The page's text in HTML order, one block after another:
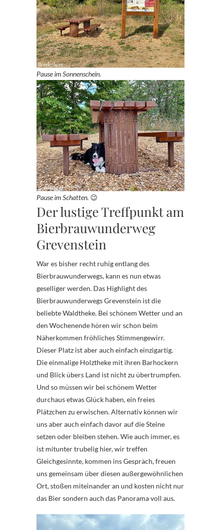
Pause im Sonnenschein.
Pause im Schatten. 😉
Der lustige Treffpunkt am
Bierbrauwunderweg
Grevenstein
War es bisher recht ruhig entlang des
Bierbrauwunderwegs, kann es nun etwas
geselliger werden. Das Highlight des
Bierbrauwunderwegs Grevenstein ist die
beliebte Waldtheke. Bei schönem Wetter und an
den Wochenende hören wir schon beim
Näherkommen fröhliches Stimmengewirr.
Dieser Platz ist aber auch einfach einzigartig.
Die einmalige Holztheke mit ihren Barhockern
und Blick übers Land ist nicht zu übertrumpfen.
Und so müssen wir bei schönem Wetter
durchaus etwas Glück haben, ein freies
Plätzchen zu erwischen. Alternativ können wir
uns aber auch einfach davor auf die Steine
setzen oder bleiben stehen. Wie auch immer, es
ist mitunter trubelig hier, wir treffen
Gleichgesinnte, kommen ins Gespräch, freuen
uns gemeinsam über diesen außergewöhnlichen
Ort, stoßen miteinander an und kosten nicht nur
das Bier sondern auch das Panorama voll aus.